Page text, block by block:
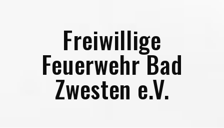
Freiwillige
Feuerwehr Bad
Zwesten e.V.